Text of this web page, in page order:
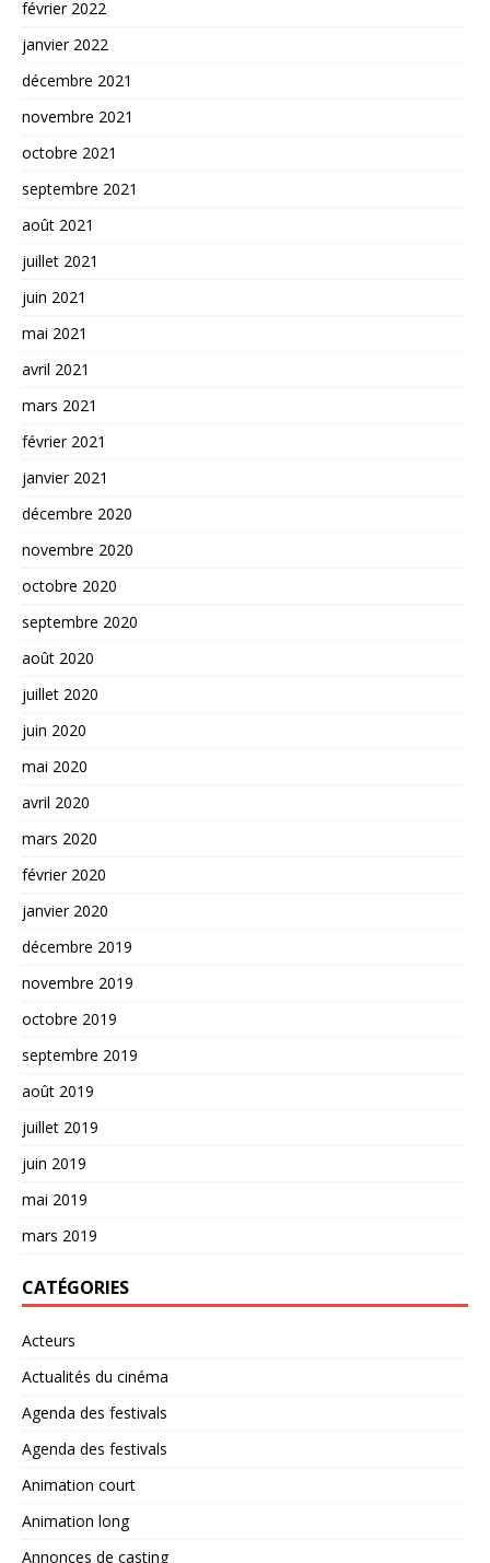
février 2022
janvier 2022
décembre 2021
novembre 2021
octobre 2021
septembre 2021
août 2021
juillet 2021
juin 2021
mai 2021
avril 2021
mars 2021
février 2021
janvier 2021
décembre 2020
novembre 2020
octobre 2020
septembre 2020
août 2020
juillet 2020
juin 2020
mai 2020
avril 2020
mars 2020
février 2020
janvier 2020
décembre 2019
novembre 2019
octobre 2019
septembre 2019
août 2019
juillet 2019
juin 2019
mai 2019
mars 2019
CATÉGORIES
Acteurs
Actualités du cinéma
Agenda des festivals
Agenda des festivals
Animation court
Animation long
Annonces de casting